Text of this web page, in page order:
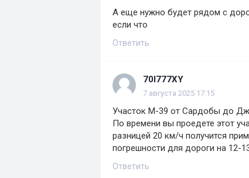
А еще нужно будет рядом с
если что
Ответить
70I777XY
7 августа 2025 17:15
Участок М-39 от Сардобы до
По времени вы проедете этот
разницей 20 км/ч получится
погрешности для дороги на 12-
Ответить